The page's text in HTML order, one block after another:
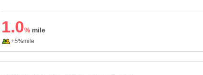
1.0%
+5%mile